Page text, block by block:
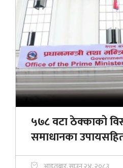
५७८ वटा ठेक्काको
समाधानका